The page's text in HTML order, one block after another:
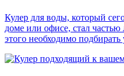
Кулер для воды, который
доме или офисе, стал
этого необходимо подбирать